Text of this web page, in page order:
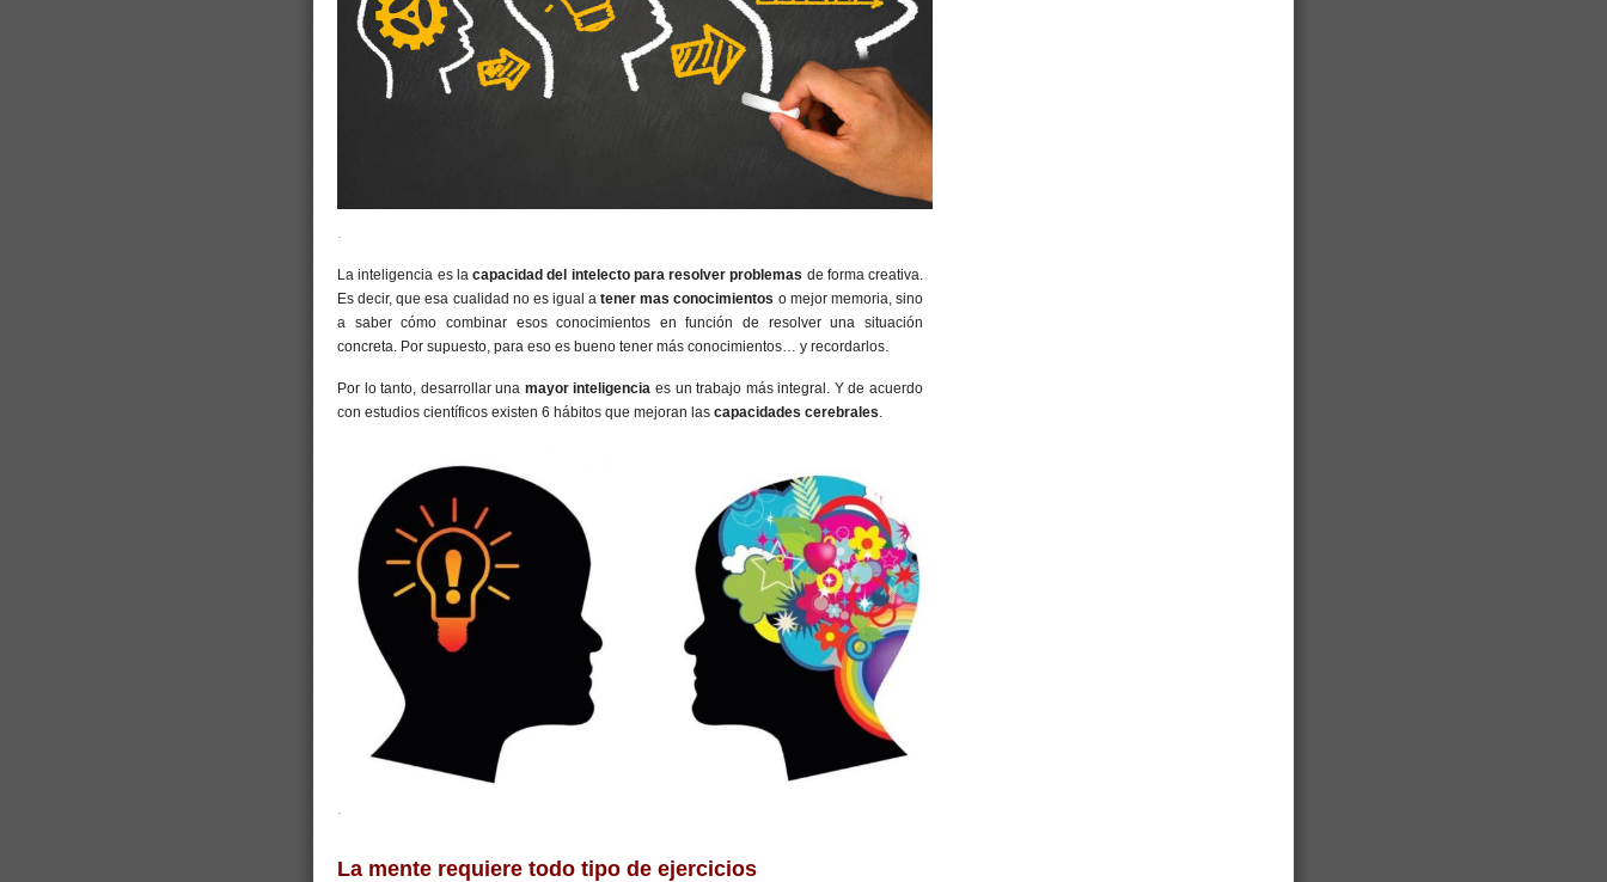
.
La inteligencia es la capacidad del intelecto para resolver problemas de forma creativa.
Es decir, que esa cualidad no es igual atener mas conocimientos o mejor memoria, sino
a saber cómo combinar esos conocimientos en función de resolver una situación
concreta. Por supuesto, para eso es bueno tener más conocimientos… y recordarlos.
Por lo tanto, desarrollar una mayor inteligencia es un trabajo más integral. Y de acuerdo
con estudios científicos existen 6 hábitos que mejoran las capacidades cerebrales.
.
La mente requiere todo tipo de ejercicios